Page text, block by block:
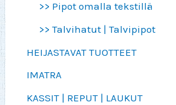
>> Pipot omalla tekstillä
>> Talvihatut | Talvipipot
HEIJASTAVAT TUOTTEET
IMATRA
KASSIT | REPUT | LAUKUT